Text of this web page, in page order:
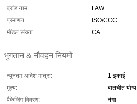
ब्रांड नाम:
FAW
प्रमाणन:
ISO/CCC
मॉडल संख्या:
CA
भुगतान & नौवहन नियमों
न्यूनतम आदेश मात्रा:
1 इकाई
मूल्य:
बातचीत योग्य
पैकेजिंग विवरण:
नंगा